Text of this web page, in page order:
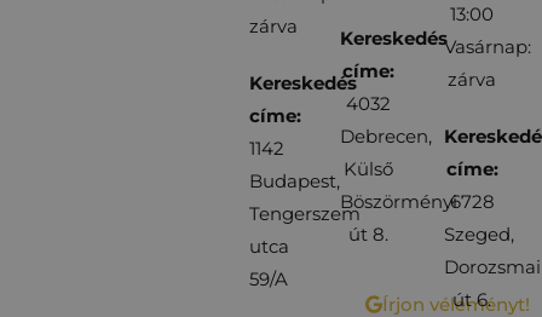
zárva
Kereskedés
címe:
1142
Budapest,
Tengerszem
utca
59/A
Kereskedés
címe:
4032
Debrecen,
Külső
Böszörményi
út 8.
Írjon véleményt!
13:00
Vasárnap:
zárva
címe:
6728
Szeged,
Dorozsmai
út 6.